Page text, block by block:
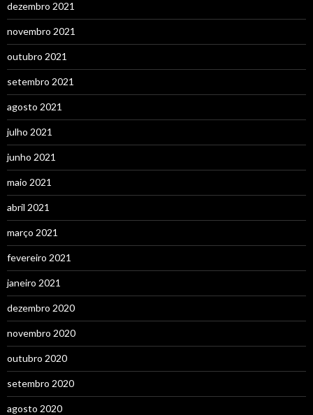
dezembro 2021
novembro 2021
outubro 2021
setembro 2021
agosto 2021
julho 2021
junho 2021
maio 2021
abril 2021
março 2021
fevereiro 2021
janeiro 2021
dezembro 2020
novembro 2020
outubro 2020
setembro 2020
agosto 2020